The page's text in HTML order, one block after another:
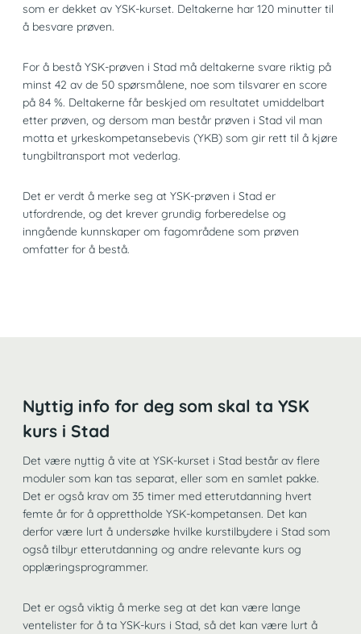
som er dekket av YSK-kurset. Deltakerne har 120 minutter til
å besvare prøven.
For å bestå YSK-prøven i Stad må deltakerne svare riktig på
minst 42 av de 50 spørsmålene, noe som tilsvarer en score
på 84 %. Deltakerne får beskjed om resultatet umiddelbart
etter prøven, og dersom man består prøven i Stad vil man
motta et yrkeskompetansebevis (YKB) som gir rett til å kjøre
tungbiltransport mot vederlag.
Det er verdt å merke seg at YSK-prøven i Stad er
utfordrende, og det krever grundig forberedelse og
inngående kunnskaper om fagområdene som prøven
omfatter for å bestå.
Nyttig info for deg som skal ta YSK
kurs i Stad
Det være nyttig å vite at YSK-kurset i Stad består av flere
moduler som kan tas separat, eller som en samlet pakke.
Det er også krav om 35 timer med etterutdanning hvert
femte år for å opprettholde YSK-kompetansen. Det kan
derfor være lurt å undersøke hvilke kurstilbydere i Stad som
også tilbyr etterutdanning og andre relevante kurs og
opplæringsprogrammer.
Det er også viktig å merke seg at det kan være lange
ventelister for å ta YSK-kurs i Stad, så det kan være lurt å